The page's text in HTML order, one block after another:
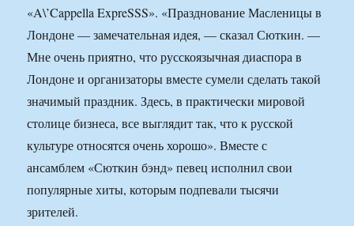
«A\’Cappella ExpreSSS». «Празднование Масленицы в
Лондоне — замечательная идея, — сказал Сюткин. —
Мне очень приятно, что русскоязычная диаспора в
Лондоне и организаторы вместе сумели сделать такой
значимый праздник. Здесь, в практически мировой
столице бизнеса, все выглядит так, что к русской
культуре относятся очень хорошо». Вместе с
ансамблем «Сюткин бэнд» певец исполнил свои
популярные хиты, которым подпевали тысячи
зрителей.